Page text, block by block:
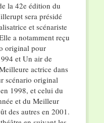
la 42e édition du
sera présidé
et scénariste
a notamment reçu
original pour
et Un air de
actrice dans
scénario original
1998, et celui du
et du Meilleur
des autres en 2001.